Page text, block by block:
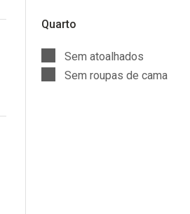
Quarto
Sem atoalhados
Sem roupas de cama